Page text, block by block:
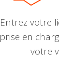
Entrez votre
prise en
votre